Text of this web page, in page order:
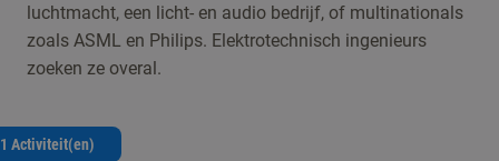
luchtmacht, een licht- en audio bedrijf, of multinationals
zoals ASML en Philips. Elektrotechnisch ingenieurs
zoeken ze overal.
1 Activiteit(en)